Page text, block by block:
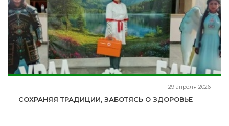
29 апреля 2026
СОХРАНЯЯ ТРАДИЦИИ, ЗАБОТЯСЬ О ЗДОРОВЬЕ